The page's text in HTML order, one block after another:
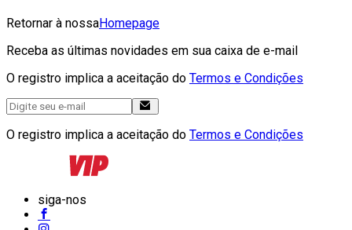
Retornar à nossaHomepage
Receba as últimas novidades em sua caixa de e-mail
O registro implica a aceitação do Termos e Condições
O registro implica a aceitação do Termos e Condições
siga-nos